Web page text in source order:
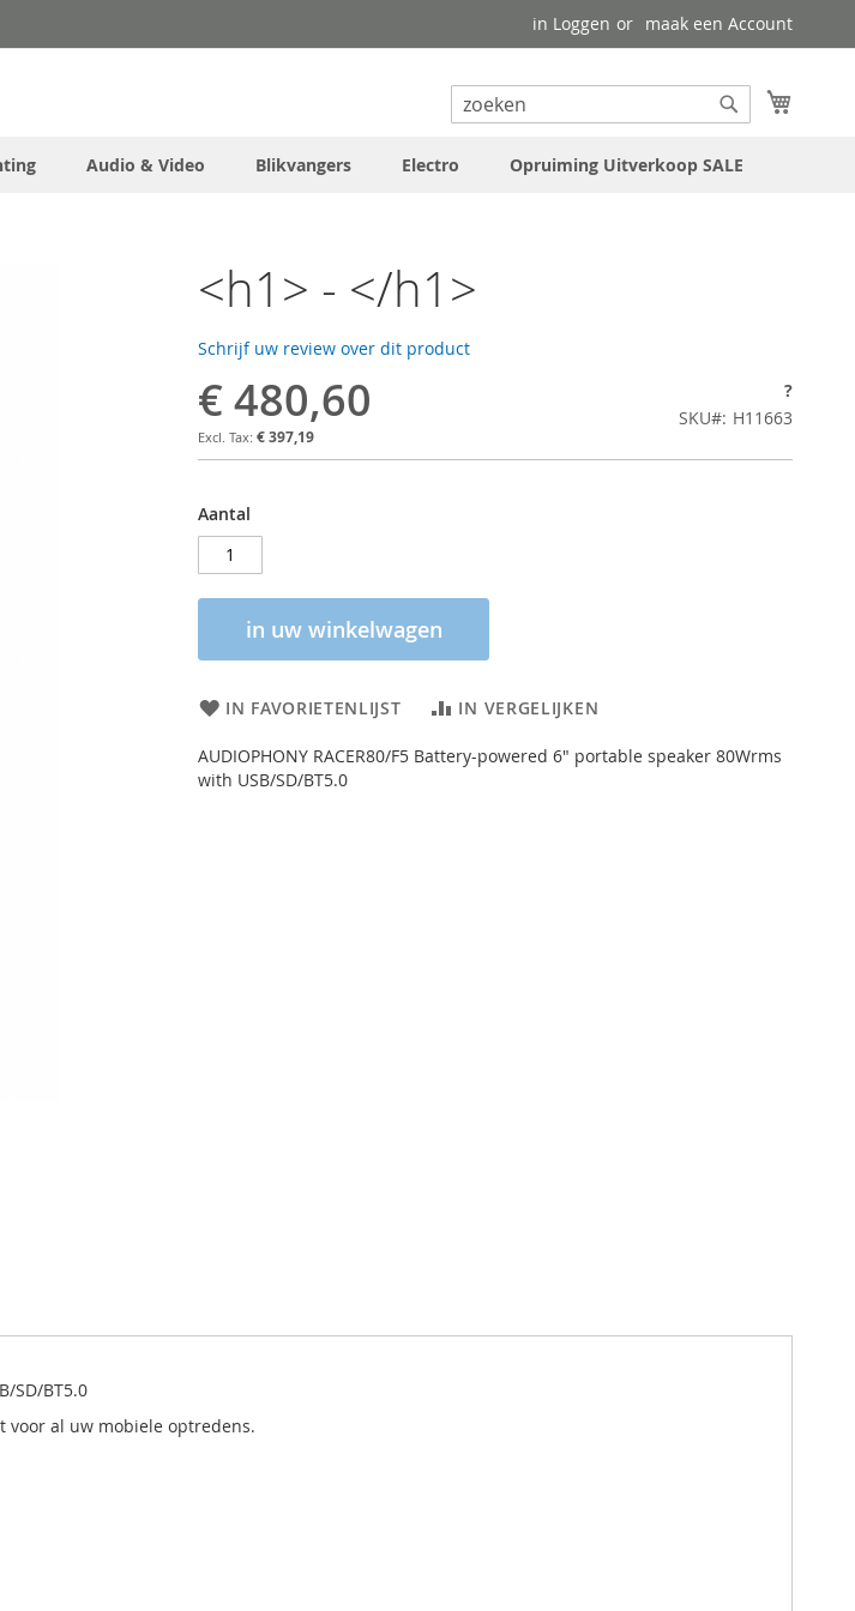
in Loggen maak een Account
Search
Audio & Video Blikvangers Electro Opruiming Uitverkoop SALE
<h1> - </h1>
Schrijf uw review over dit product
€ 480,60
€ 397,19
?
SKU
H11663
Aantal
in uw winkelwagen
IN FAVORIETENLIJST IN VERGELIJKEN
AUDIOPHONY RACER80/F5 Battery-powered 6" portable speaker 80Wrms
with USB/SD/BT5.0
SD/BT5.0
voor al uw mobiele optredens.